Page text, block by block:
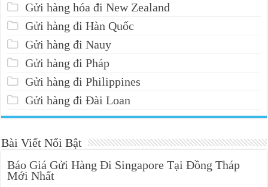
Gửi hàng hóa đi New Zealand
Gửi hàng đi Hàn Quốc
Gửi hàng đi Nauy
Gửi hàng đi Pháp
Gửi hàng đi Philippines
Gửi hàng đi Đài Loan
Bài Viết Nổi Bật
Báo Giá Gửi Hàng Đi Singapore Tại Đồng Tháp
Mới Nhất